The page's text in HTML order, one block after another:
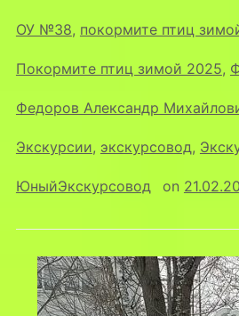
ОУ №38, покормите птиц
Покормите птиц зимой 2025,
Федоров Александр
Экскурсии, экскурсовод,
ЮныйЭкскурсовод on